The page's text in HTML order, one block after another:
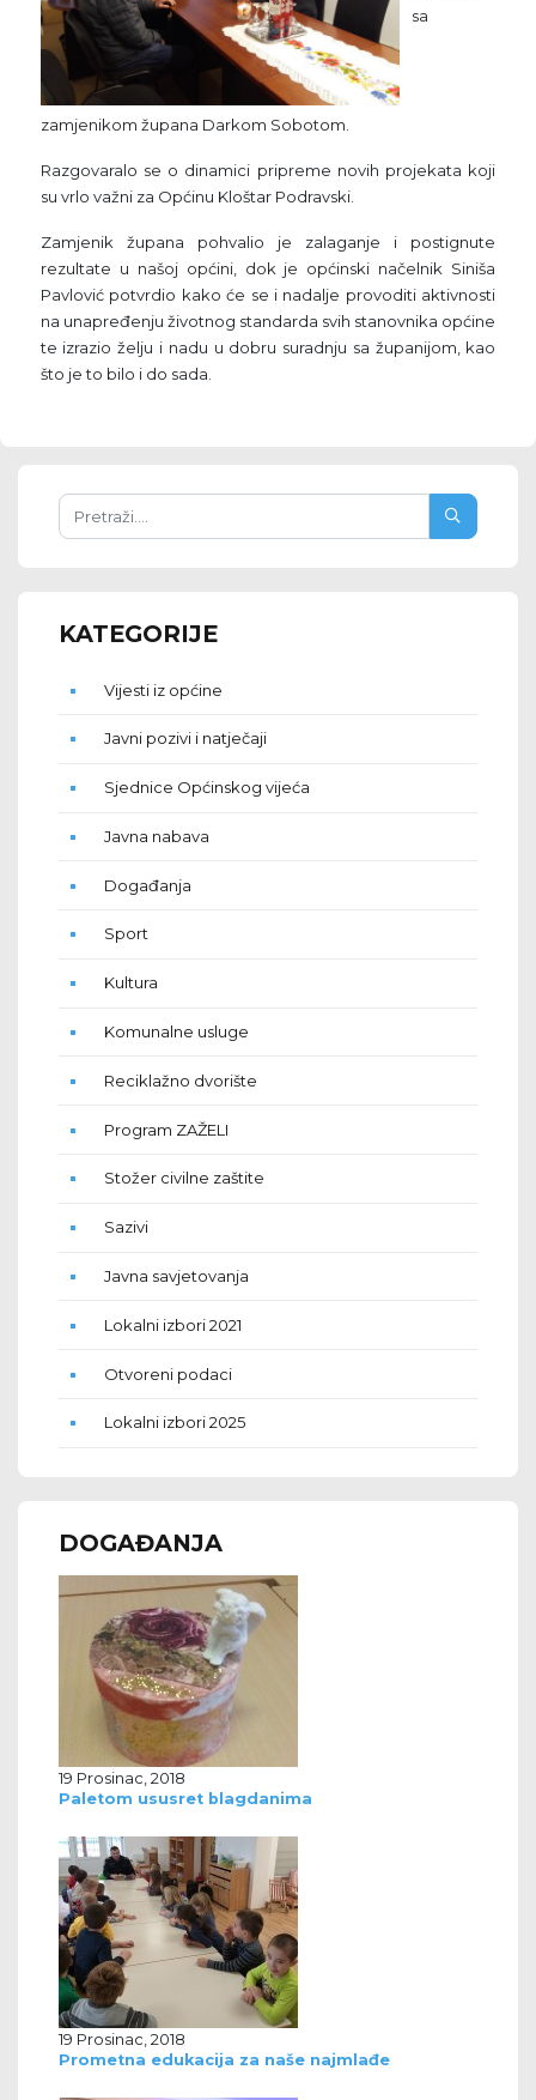
sa
zamjenikom župana Darkom Sobotom.
Razgovaralo se o dinamici pripreme novih projekata koji
su vrlo važni za Općinu Kloštar Podravski.
Zamjenik župana pohvalio je zalaganje i postignute
rezultate u našoj općini, dok je općinski načelnik Siniša
Pavlović potvrdio kako će se i nadalje provoditi aktivnosti
na unapređenju životnog standarda svih stanovnika općine
te izrazio želju i nadu u dobru suradnju sa županijom, kao
što je to bilo i do sada.
KATEGORIJE
Vijesti iz općine
Javni pozivi i natječaji
Sjednice Općinskog vijeća
Javna nabava
Događanja
Sport
Kultura
Komunalne usluge
Reciklažno dvorište
Program ZAŽELI
Stožer civilne zaštite
Sazivi
Javna savjetovanja
Lokalni izbori 2021
Otvoreni podaci
Lokalni izbori 2025
DOGAĐANJA
19 Prosinac, 2018
Paletom ususret blagdanima
19 Prosinac, 2018
Prometna edukacija za naše najmlađe